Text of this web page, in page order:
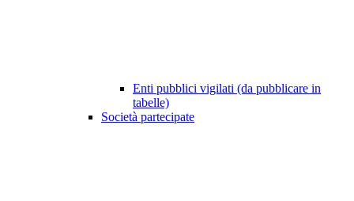
Enti pubblici vigilati (da pubblicare in
tabelle)
Società partecipate